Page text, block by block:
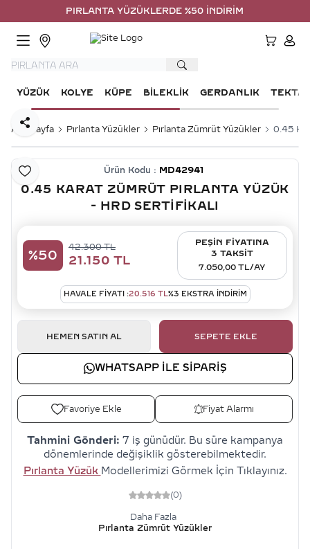
PIRLANTA YÜZÜKLERDE %50 İNDİRİM
YÜZÜK KOLYE KÜPE BILEKLIK GERDANLIK TEKTAŞ
Ana Sayfa Pırlanta Yüzükler Pırlanta Zümrüt Yüzükler 0.45
Favoriye Ekle
Paylaş
Ürün Kodu : MD42941
0.45 KARAT ZÜMRÜT PIRLANTA YÜZÜK
- HRD SERTIFIKALI
%50
42.300TL
21.150 TL
PEŞİN FİYATINA
3 TAKSİT
7.050,00 TL/AY
HAVALE FIYATI :20.516 TL%3 EKSTRA İNDİRİM
HEMEN SATIN AL SEPETE EKLE
WHATSAPP ILE SIPARIŞ
Favoriye Ekle Fiyat Alarmı
Tahmini Gönderi: 7 iş günüdür. Bu süre kampanya
dönemlerinde değişiklik gösterebilmektedir.
Pırlanta Yüzük Modellerimizi Görmek İçin Tıklayınız.
(0)
Daha Fazla
Pırlanta Zümrüt Yüzükler